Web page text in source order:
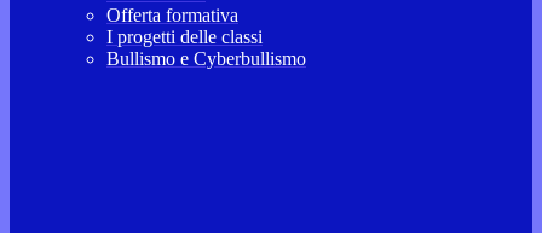
Offerta formativa
I progetti delle classi
Bullismo e Cyberbullismo